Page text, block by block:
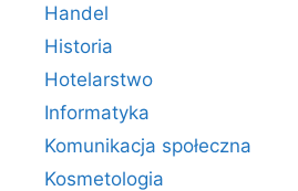
Handel
Historia
Hotelarstwo
Informatyka
Komunikacja społeczna
Kosmetologia